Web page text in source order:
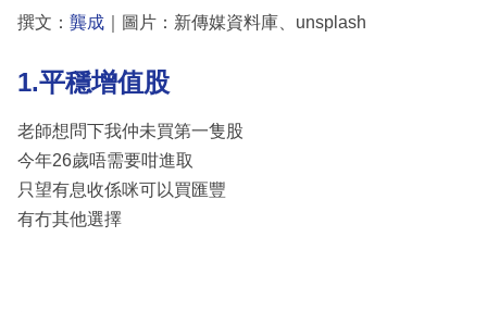
撰文： 龔成 ｜圖片：新傳媒資料庫、unsplash
1.平穩增值股
老師想問下我仲未買第一隻股
今年26歲唔需要咁進取
只望有息收係咪可以買匯豐
有冇其他選擇